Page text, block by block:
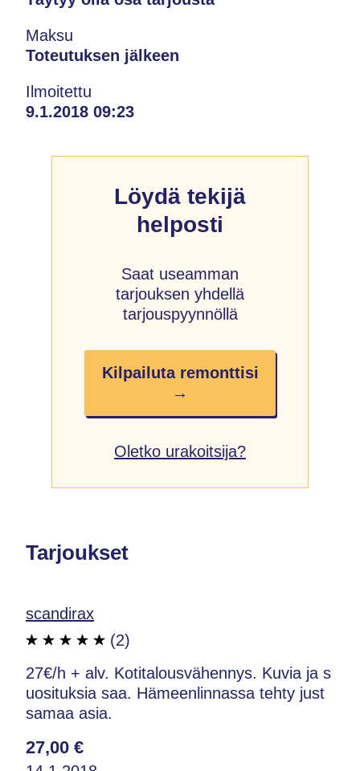
Maksu
Toteutuksen jälkeen
Ilmoitettu
9.1.2018 09:23
Löydä tekijä
helposti
Saat useamman
tarjouksen yhdellä
tarjouspyynnöllä
Kilpailuta remonttisi
→
Oletko urakoitsija?
Tarjoukset
scandirax
(2)
27€/h + alv. Kotitalousvähennys. Kuvia ja s
uosituksia saa. Hämeenlinnassa tehty just
samaa asia.
27,00 €